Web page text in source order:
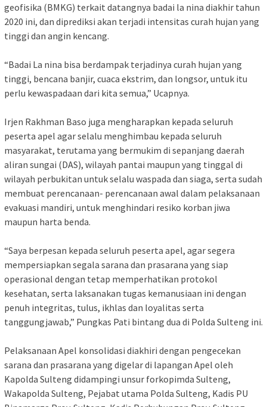
geofisika (BMKG) terkait datangnya badai la nina diakhir tahun
2020 ini, dan diprediksi akan terjadi intensitas curah hujan yang
tinggi dan angin kencang.
“Badai La nina bisa berdampak terjadinya curah hujan yang
tinggi, bencana banjir, cuaca ekstrim, dan longsor, untuk itu
perlu kewaspadaan dari kita semua,” Ucapnya.
Irjen Rakhman Baso juga mengharapkan kepada seluruh
peserta apel agar selalu menghimbau kepada seluruh
masyarakat, terutama yang bermukim di sepanjang daerah
aliran sungai (DAS), wilayah pantai maupun yang tinggal di
wilayah perbukitan untuk selalu waspada dan siaga, serta sudah
membuat perencanaan- perencanaan awal dalam pelaksanaan
evakuasi mandiri, untuk menghindari resiko korban jiwa
maupun harta benda.
“Saya berpesan kepada seluruh peserta apel, agar segera
mempersiapkan segala sarana dan prasarana yang siap
operasional dengan tetap memperhatikan protokol
kesehatan, serta laksanakan tugas kemanusiaan ini dengan
penuh integritas, tulus, ikhlas dan loyalitas serta
tanggungjawab,” Pungkas Pati bintang dua di Polda Sulteng ini.
Pelaksanaan Apel konsolidasi diakhiri dengan pengecekan
sarana dan prasarana yang digelar di lapangan Apel oleh
Kapolda Sulteng didampingi unsur forkopimda Sulteng,
Wakapolda Sulteng, Pejabat utama Polda Sulteng, Kadis PU